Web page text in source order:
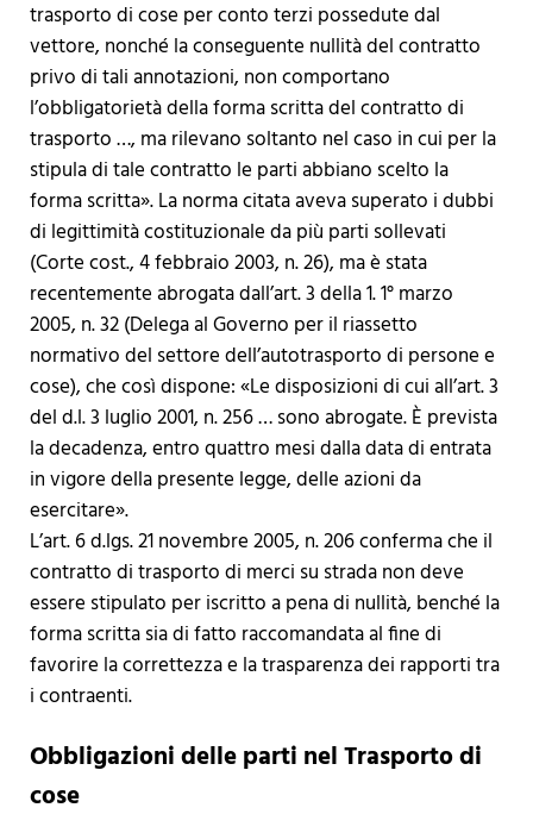
trasporto di cose per conto terzi possedute dal
vettore, nonché la conseguente nullità del contratto
privo di tali annotazioni, non comportano
l’obbligatorietà della forma scritta del contratto di
trasporto …, ma rilevano soltanto nel caso in cui per la
stipula di tale contratto le parti abbiano scelto la
forma scritta». La norma citata aveva superato i dubbi
di legittimità costituzionale da più parti sollevati
(Corte cost., 4 febbraio 2003, n. 26), ma è stata
recentemente abrogata dall’art. 3 della 1. 1° marzo
2005, n. 32 (Delega al Governo per il riassetto
normativo del settore dell’autotrasporto di persone e
cose), che così dispone: «Le disposizioni di cui all’art. 3
del d.l. 3 luglio 2001, n. 256 … sono abrogate. È prevista
la decadenza, entro quattro mesi dalla data di entrata
in vigore della presente legge, delle azioni da
esercitare».
L’art. 6 d.lgs. 21 novembre 2005, n. 206 conferma che il
contratto di trasporto di merci su strada non deve
essere stipulato per iscritto a pena di nullità, benché la
forma scritta sia di fatto raccomandata al fine di
favorire la correttezza e la trasparenza dei rapporti tra
i contraenti.
Obbligazioni delle parti nel Trasporto di
cose